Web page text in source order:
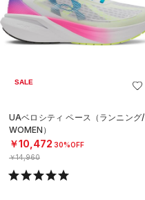
SALE
UAベロシティ ペース（ランニング/
WOMEN）
￥10,472 30%OFF
￥14,960